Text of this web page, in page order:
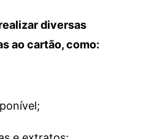
diversas
ao cartão, como: